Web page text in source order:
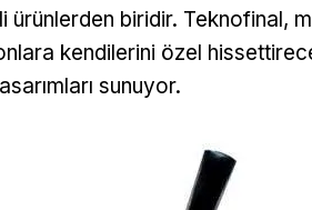
ürünlerden biridir. Teknofinal,
kendilerini özel
sunuyor.